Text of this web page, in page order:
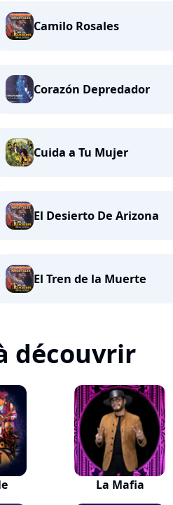
Camilo Rosales
Corazón Depredador
Cuida a Tu Mujer
El Desierto De Arizona
El Tren de la Muerte
découvrir
La Mafia